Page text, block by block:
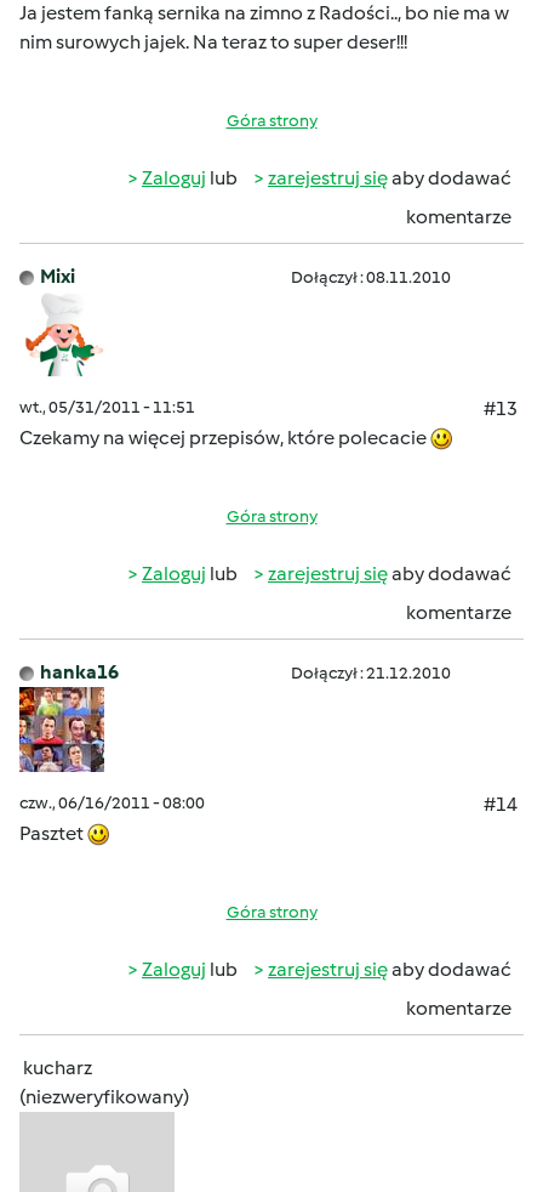
Ja jestem fanką sernika na zimno z Radości.., bo nie ma w
nim surowych jajek. Na teraz to super deser!!!
Góra strony
Zaloguj lub zarejestruj sięaby dodawać
komentarze
Mixi Dołączył : 08.11.2010
wt., 05/31/2011 - 11:51
#13
Czekamy na więcej przepisów, które polecacie
Góra strony
Zaloguj lub zarejestruj sięaby dodawać
komentarze
hanka16 Dołączył : 21.12.2010
czw., 06/16/2011 - 08:00
#14
Pasztet
Góra strony
Zaloguj lub zarejestruj sięaby dodawać
komentarze
kucharz
(niezweryfikowany)